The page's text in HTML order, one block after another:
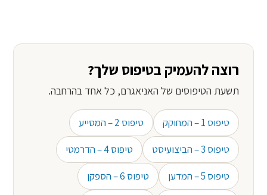
רוצה להעמיק בטיפוס שלך?
תשעת הטיפוסים של האניאגרם, כל אחד בהרחבה.
טיפוס 1 – המחוקק טיפוס 2 – המסייע
טיפוס 3 – הביצועיסט טיפוס 4 – הדרמטי
טיפוס 5 – המדען טיפוס 6 – הספקן